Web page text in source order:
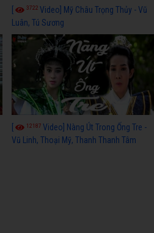
3722 Video] Mỹ Châu Trọng Thủy - Vũ
Luân, Tú Sương
12187 Video] Nàng Út Trong Ống Tre -
Vũ Linh, Thoại Mỹ, Thanh Thanh Tâm